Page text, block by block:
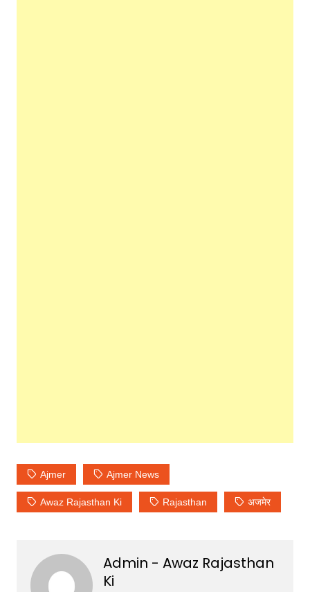
Ajmer Ajmer News
Awaz Rajasthan Ki Rajasthan अजमेर
Admin - Awaz Rajasthan
Ki